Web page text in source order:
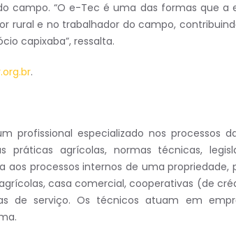
campo. “O e-Tec é uma das formas que a
rural e no trabalhador do campo,
capixaba”, ressalta.
.
profissional especializado nos processos
agrícolas, normas técnicas,
processos internos de uma propriedade,
casa comercial, cooperativas (de
de serviço. Os técnicos atuam em